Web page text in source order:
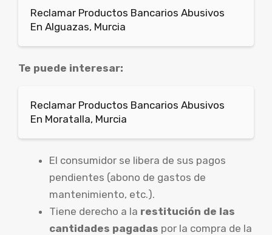
Reclamar Productos Bancarios Abusivos
En Alguazas, Murcia
Te puede interesar:
Reclamar Productos Bancarios Abusivos
En Moratalla, Murcia
El consumidor se libera de sus pagos
pendientes (abono de gastos de
mantenimiento, etc.).
Tiene derecho a la restitución de las
cantidades pagadas por la compra de la